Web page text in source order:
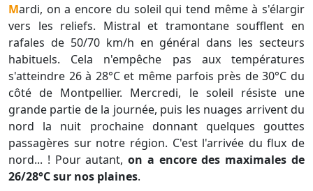
Mardi, on a encore du soleil qui tend même à s'élargir
vers les reliefs. Mistral et tramontane soufflent en
rafales de 50/70 km/h en général dans les secteurs
habituels. Cela n'empêche pas aux températures
s'atteindre 26 à 28°C et même parfois près de 30°C du
côté de Montpellier. Mercredi, le soleil résiste une
grande partie de la journée, puis les nuages arrivent du
nord la nuit prochaine donnant quelques gouttes
passagères sur notre région. C'est l'arrivée du flux de
nord... ! Pour autant, on a encore des maximales de
26/28°C sur nos plaines.